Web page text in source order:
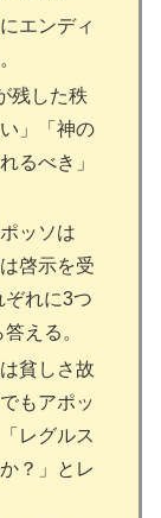
エンディ
残した秩
」「神の
るべき」
ッソは
啓示を受
ぞれに3つ
える。
貧しさ故
もアポッ
レグルス
？」とレ